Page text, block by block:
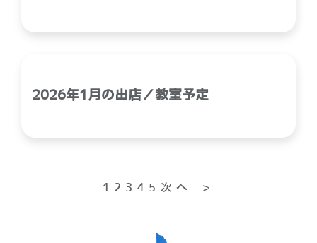
2026年1月の出店／教室予定
1 2 3 4 5 次へ >